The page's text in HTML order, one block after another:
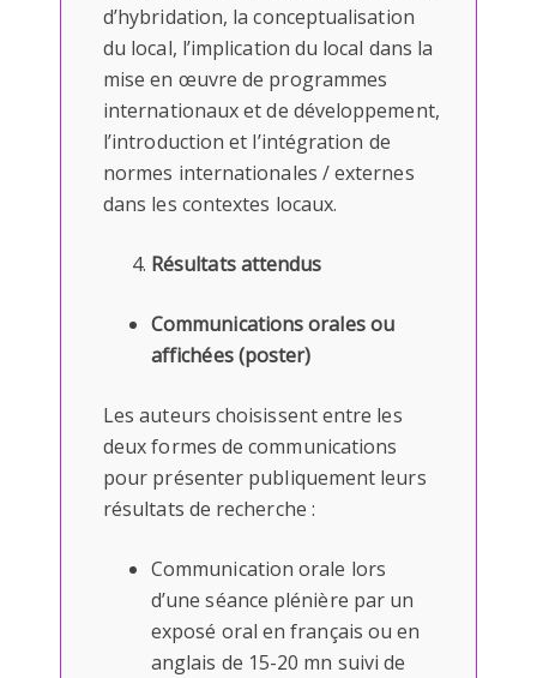
d’hybridation, la conceptualisation
du local, l’implication du local dans la
mise en œuvre de programmes
internationaux et de développement,
l’introduction et l’intégration de
normes internationales / externes
dans les contextes locaux.
Résultats attendus
Communications orales ou
affichées (poster)
Les auteurs choisissent entre les
deux formes de communications
pour présenter publiquement leurs
résultats de recherche :
Communication orale lors
d’une séance plénière par un
exposé oral en français ou en
anglais de 15-20 mn suivi de